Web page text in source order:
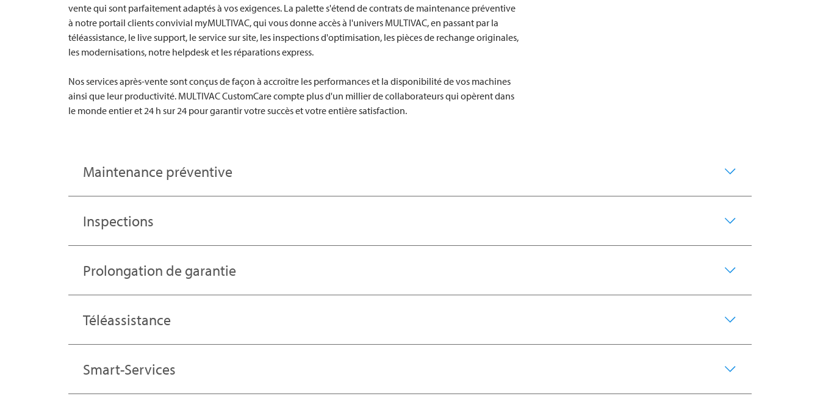
vente qui sont parfaitement adaptés à vos exigences. La palette s'étend de contrats de maintenance préventive
à notre portail clients convivial myMULTIVAC, qui vous donne accès à l'univers MULTIVAC, en passant par la
téléassistance, le live support, le service sur site, les inspections d'optimisation, les pièces de rechange originales,
les modernisations, notre helpdesk et les réparations express.
Nos services après-vente sont conçus de façon à accroître les performances et la disponibilité de vos machines
ainsi que leur productivité. MULTIVACCustomCare compte plus d'un millier de collaborateurs qui opèrent dans
le monde entier et 24 h sur 24 pour garantir votre succès et votre entière satisfaction.
Maintenance préventive
Inspections
Prolongation de garantie
Téléassistance
Smart-Services